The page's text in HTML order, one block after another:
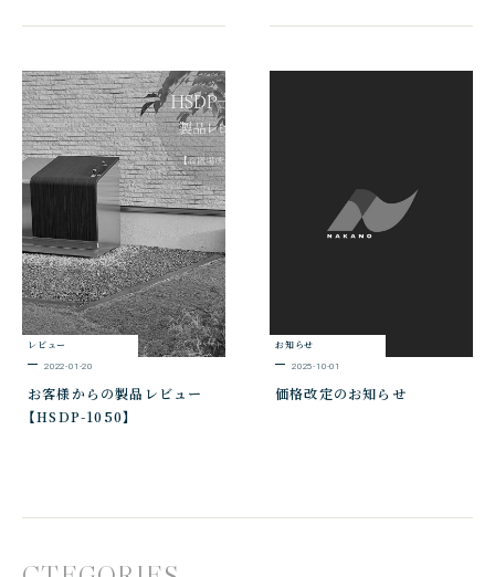
レビュー
2022-01-20
お客様からの製品レビュー
【HSDP-1050】
お知らせ
2025-10-01
価格改定のお知らせ